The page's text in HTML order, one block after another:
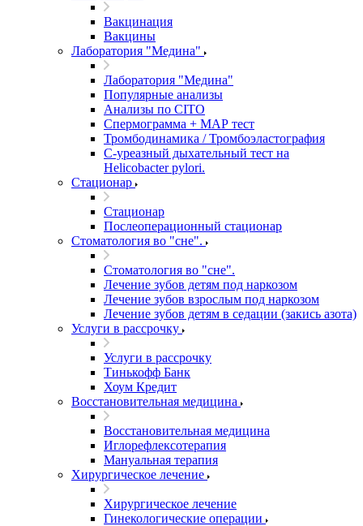
Вакцинация
Вакцины
Лаборатория "Медина"
Лаборатория "Медина"
Популярные анализы
Анализы по CITO
Спермограмма + МАР тест
Тромбодинамика / Тромбоэластография
С-уреазный дыхательный тест на
Helicobacter pylori.
Стационар
Стационар
Послеоперационный стационар
Стоматология во "сне".
Стоматология во "сне".
Лечение зубов детям под наркозом
Лечение зубов взрослым под наркозом
Лечение зубов детям в седации (закись азота)
Услуги в рассрочку
Услуги в рассрочку
Тинькофф Банк
Хоум Кредит
Восстановительная медицина
Восстановительная медицина
Иглорефлексотерапия
Мануальная терапия
Хирургическое лечение
Хирургическое лечение
Гинекологические операции